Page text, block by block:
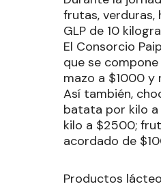
frutas, verduras,
GLP de 10
El Consorcio
que se
mazo a $1000 y
Así también,
batata por kilo
kilo a $2500;
acordado de
Productos